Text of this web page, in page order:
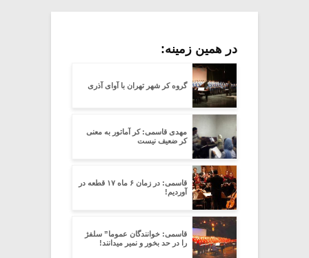
در همین زمینه:
گروه کر شهر تهران با آوای آذری
مهدی قاسمی: کر آماتور به معنی
کر ضعیف نیست
قاسمی: در زمان ۶ ماه ۱۷ قطعه در
آوردیم!
قاسمی: خوانندگان عموما” سلفژ
را در حد بخور و نمیر میدانند!